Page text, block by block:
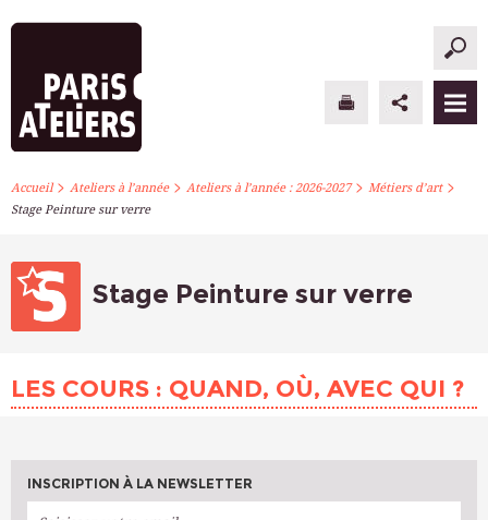
PARIS ATELIERS
ATELIERS À L’ANNÉE
INFOS PRATIQUES
Accueil> Ateliers à l’année> Ateliers à l’année : 2026-2027> Métiers d’art>
Stage Peinture sur verre
Stage Peinture sur verre
LES COURS : QUAND, OÙ, AVEC QUI ?
INSCRIPTION À LA NEWSLETTER